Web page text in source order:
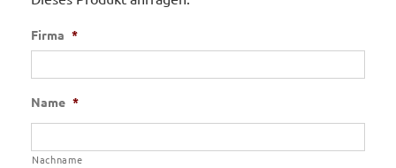
Firma *
Name *
Nachname